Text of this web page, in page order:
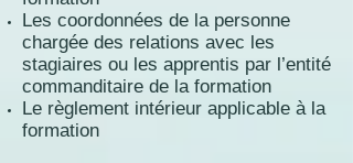
Les coordonnées de la personne
chargée des relations avec les
stagiaires ou les apprentis par l’entité
commanditaire de la formation
Le règlement intérieur applicable à la
formation